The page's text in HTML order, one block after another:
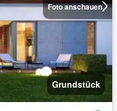
Foto anschauen
Grundstück